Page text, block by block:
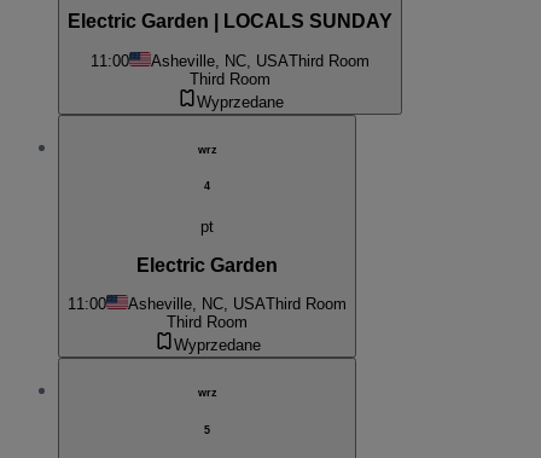
Electric Garden | LOCALS SUNDAY
11:00 Asheville, NC, USAThird Room
Third Room
Wyprzedane
wrz
4
pt
Electric Garden
11:00 Asheville, NC, USAThird Room
Third Room
Wyprzedane
wrz
5